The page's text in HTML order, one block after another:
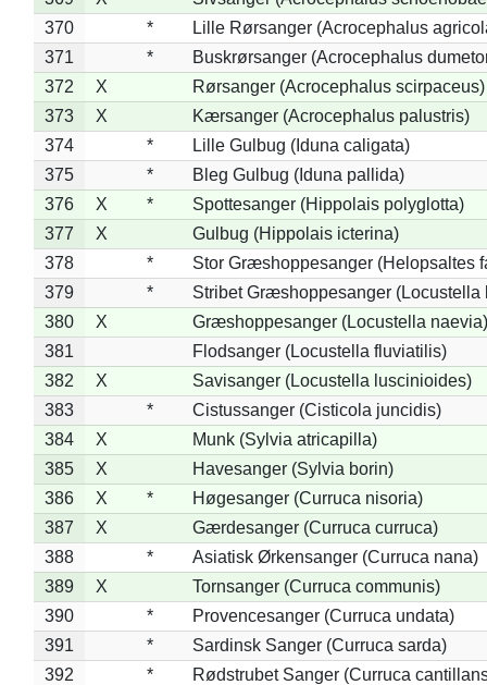
370
*
Lille Rørsanger (Acrocephalus
371
*
Buskrørsanger (Acrocephalus
372
X
Rørsanger (Acrocephalus scirpaceus)
373
X
Kærsanger (Acrocephalus palustris)
374
*
Lille Gulbug (Iduna caligata)
375
*
Bleg Gulbug (Iduna pallida)
376
X *
Spottesanger (Hippolais polyglotta)
377
X
Gulbug (Hippolais icterina)
378
*
Stor Græshoppesanger (Helopsaltes
379
*
Stribet Græshoppesanger (Locustella
380
X
Græshoppesanger (Locustella naevia)
381
Flodsanger (Locustella fluviatilis)
382
X
Savisanger (Locustella luscinioides)
383
*
Cistussanger (Cisticola juncidis)
384
X
Munk (Sylvia atricapilla)
385
X
Havesanger (Sylvia borin)
386
X *
Høgesanger (Curruca nisoria)
387
X
Gærdesanger (Curruca curruca)
388
*
Asiatisk Ørkensanger (Curruca nana)
389
X
Tornsanger (Curruca communis)
390
*
Provencesanger (Curruca undata)
391
*
Sardinsk Sanger (Curruca sarda)
392
*
Rødstrubet Sanger (Curruca